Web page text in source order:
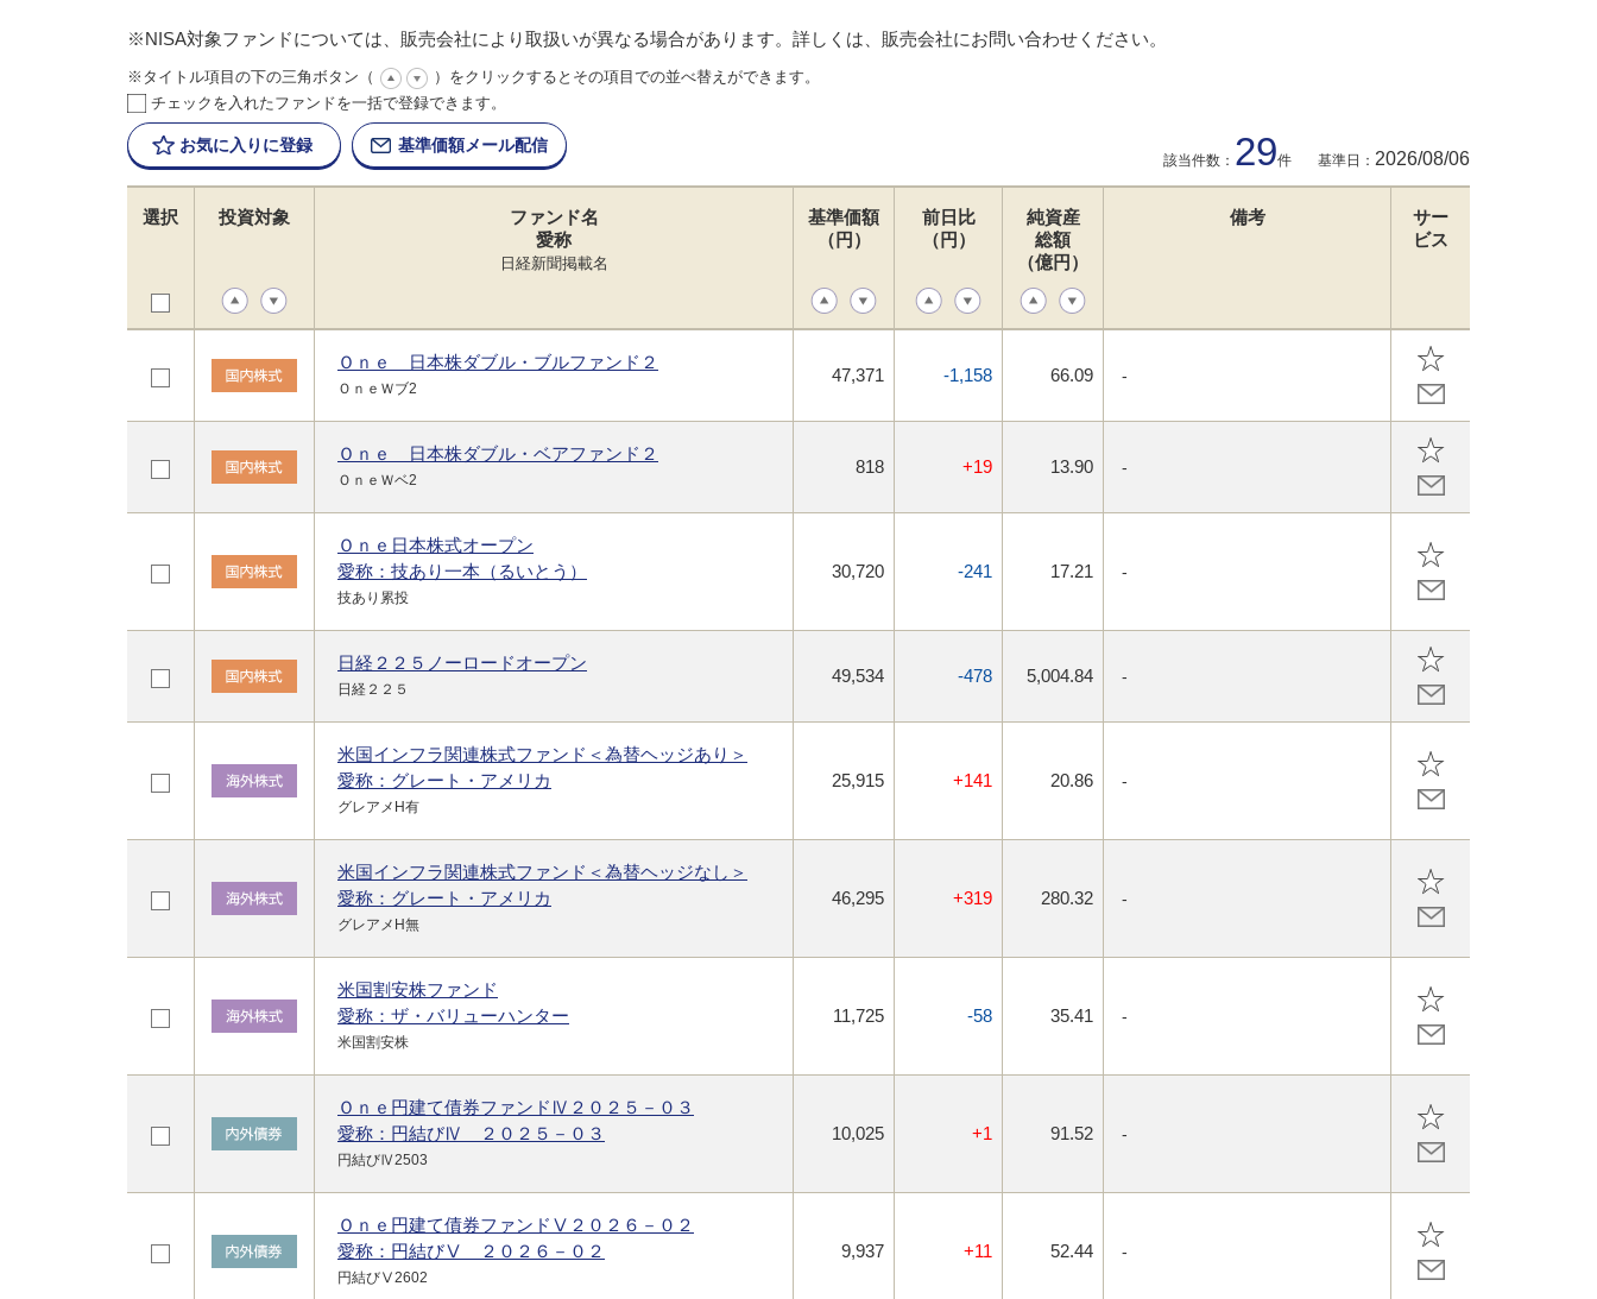
※NISA対象ファンドについては、販売会社により取扱いが異なる場合があります。詳しくは、販売会社にお問い合わせください。
※タイトル項目の下の三角ボタン（
）をクリックするとその項目での並べ替えができます。
チェックを入れたファンドを一括で登録できます。
お気に入りに登録 基準価額メール配信
該当件数： 29件 基準日： 2026/08/06
選択 投資対象
ファンド名
愛称
日経新聞掲載名
基準価額
（円）
前日比
（円）
純資産
総額
（億円）
備考
サー
ビス
Ｏｎｅ 日本株ダブル・ブルファンド２
ＯｎｅＷブ2
47,371 -1,158 66.09 -
Ｏｎｅ 日本株ダブル・ベアファンド２
ＯｎｅＷベ2
818 +19 13.90 -
Ｏｎｅ日本株式オープン
愛称：技あり一本（るいとう）
技あり累投
30,720 -241 17.21 -
日経２２５ノーロードオープン
日経２２５
49,534 -478 5,004.84 -
米国インフラ関連株式ファンド＜為替ヘッジあり＞
愛称：グレート・アメリカ
グレアメH有
25,915 +141 20.86 -
米国インフラ関連株式ファンド＜為替ヘッジなし＞
愛称：グレート・アメリカ
グレアメH無
46,295 +319 280.32 -
米国割安株ファンド
愛称：ザ・バリューハンター
米国割安株
11,725 -58 35.41 -
Ｏｎｅ円建て債券ファンドⅣ２０２５－０３
愛称：円結びⅣ ２０２５－０３
円結びⅣ2503
10,025 +1 91.52 -
Ｏｎｅ円建て債券ファンドⅤ２０２６－０２
愛称：円結びⅤ ２０２６－０２
円結びⅤ2602
9,937 +11 52.44 -